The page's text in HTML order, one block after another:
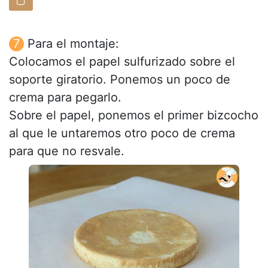
Para el montaje:
Colocamos el papel sulfurizado sobre el
soporte giratorio. Ponemos un poco de
crema para pegarlo.
Sobre el papel, ponemos el primer bizcocho
al que le untaremos otro poco de crema
para que no resvale.